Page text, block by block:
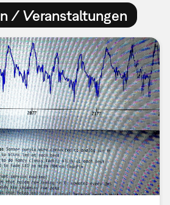
/ Veranstaltungen